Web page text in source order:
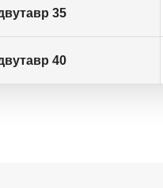
35
40